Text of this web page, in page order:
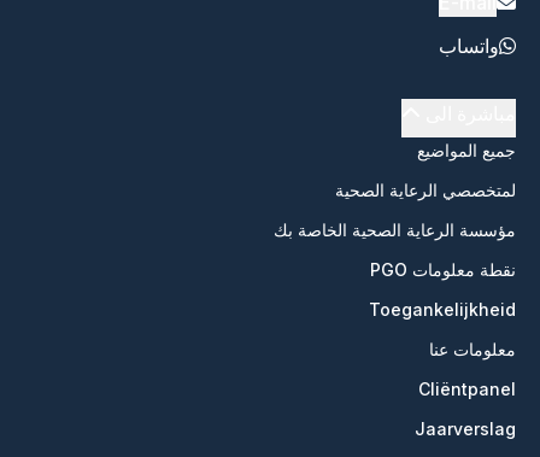
واتساب
جميع المواضيع
لمتخصصي الرعاية الصحية
مؤسسة الرعاية الصحية الخاصة بك
نقطة معلومات PGO
Toegankelijkheid
معلومات عنا
Cliëntpanel
Jaarverslag